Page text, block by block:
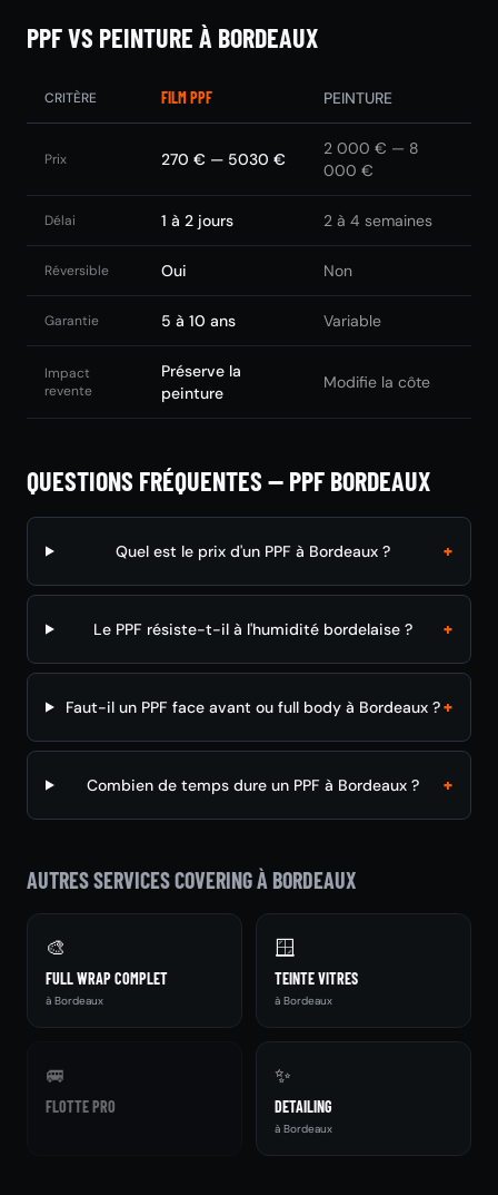
PPF VS PEINTURE À BORDEAUX
CRITÈRE FILM PPF PEINTURE
Prix 270 € — 5030 €
2 000 € — 8
000 €
Délai 1 à 2 jours 2 à 4 semaines
Réversible Oui Non
Garantie 5 à 10 ans Variable
Impact
revente
Préserve la
peinture
Modifie la côte
QUESTIONS FRÉQUENTES — PPF BORDEAUX
Quel est le prix d'un PPF à Bordeaux ? +
Le PPF résiste-t-il à l'humidité bordelaise ? +
Faut-il un PPF face avant ou full body à Bordeaux ?+
Combien de temps dure un PPF à Bordeaux ? +
AUTRES SERVICES COVERING À BORDEAUX
🎨
FULL WRAP COMPLET
à Bordeaux
🪟
TEINTE VITRES
à Bordeaux
🚐
FLOTTE PRO
✨
DETAILING
à Bordeaux